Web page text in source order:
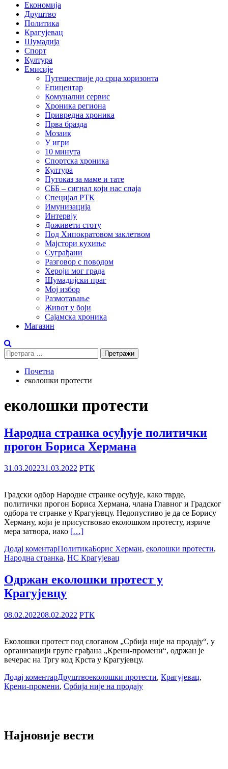
Економија
Друштво
Политика
Крагујевац
Шумадија
Спорт
Култура
Емисије
Путешествије до срца хоризонта
Епицентар
Комунални сервис
Хроника региона
Привредна хроника
Прва бразда
Мозаик
У игри
10 минута
Спортска хроника
Култура
Путоказ за маме и тате
СББ – сигнал који нас спаја
Специјал РТК
Имунизација
Интервју
Доживети стоту
Под Хипократовом заклетвом
Мајстори кухиње
Суграђани
Разговор с поводом
Хероји мог града
Шумадијски праг
Мој избор
Размотавање
Живот у боји
Сајамска хроника
Магазин
Претрага
за:
Почетна
еколошки протести
еколошки протести
Народна странка осуђује политички
прогон Бориса Хермана
31.03.202231.03.2022 РТК
Градски одбор Народне странке осуђује, како тврде,
политички прогон Бориса Хермана, члана Главног и Градског
одбора те странке у Крагујевцу. Недопустиво је да се Борису
Херману, који је присуствовао еколошком протесту, изриче
мера затвора, иако […]
Додај коментарПолитикаБорис Херман, еколошки протести,
Народна странка, НС Крагујевац
Одржан еколошки протест у
Крагујевцу
08.02.202208.02.2022 РТК
Еколошки протест под слоганом „Србија није на продају“, у
организацији групе грађана „Крени-промени“, одржан је
вечерас на Тргу код Крста у Крагујевцу.
Додај коментарДруштвоеколошки протести, Крагујевац,
Крени-промени, Србија није на продају
Најновије вести